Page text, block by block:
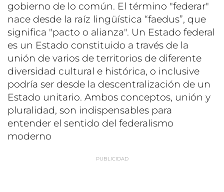
gobierno de lo común. El término "federar"
nace desde la raíz lingüística “faedus”, que
significa "pacto o alianza". Un Estado federal
es un Estado constituido a través de la
unión de varios de territorios de diferente
diversidad cultural e histórica, o inclusive
podría ser desde la descentralización de un
Estado unitario. Ambos conceptos, unión y
pluralidad, son indispensables para
entender el sentido del federalismo
moderno